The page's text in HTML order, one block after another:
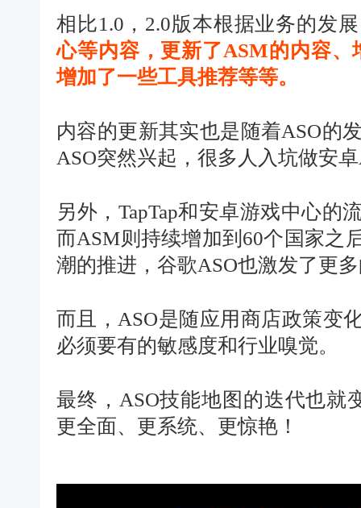
相比1.0，2.0版本根据业务的发
心等内容，更新了ASM的内容、
增加了一些工具推荐等等。
内容的更新其实也是随着ASO的
ASO突然兴起，很多人入坑做安
另外，TapTap和安卓游戏中心的
而ASM则持续增加到60个国家之
潮的推进，谷歌ASO也激发了更
而且，ASO是随应用商店政策变
必须要有的敏感度和行业嗅觉。
最终，ASO技能地图的迭代也就
更全面、更系统、更惊艳！